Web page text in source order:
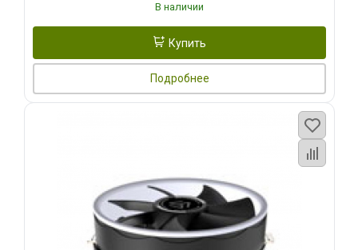
В наличии
Купить
Подробнее